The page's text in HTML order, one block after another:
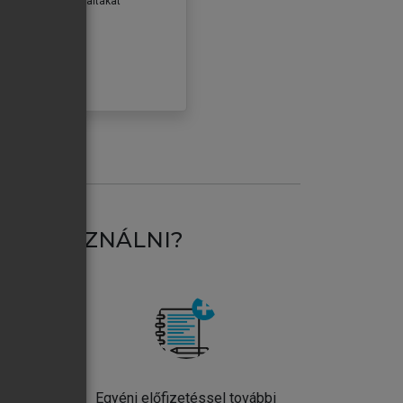
HASZNÁLNI?
Egyéni előfizetéssel további